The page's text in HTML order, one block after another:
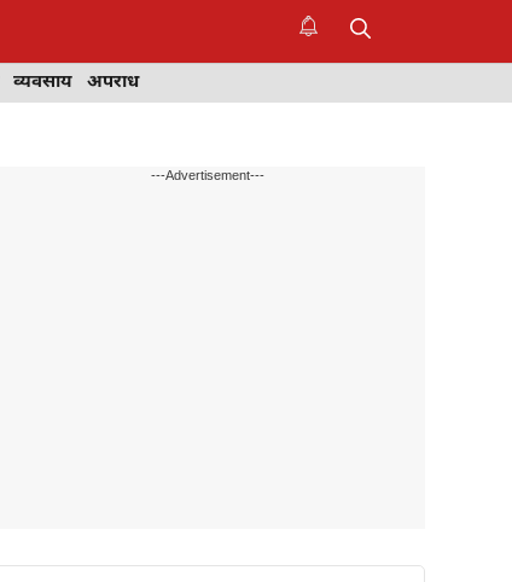
व्यवसाय अपराध
---Advertisement---